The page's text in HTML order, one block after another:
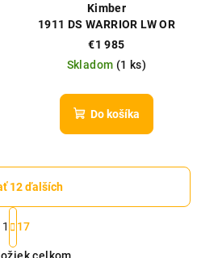
1911 DS WARRIOR LW OR
(9MM)
Kimber
€1 985
Skladom (1 ks)
Do košíka
O
12 ďalších
S
t
r
1 17